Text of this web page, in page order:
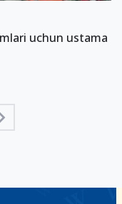
uchun ustama